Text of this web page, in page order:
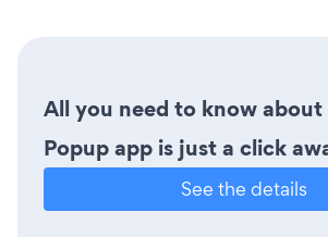
All you need to know about
Popup app is just a click
See the details